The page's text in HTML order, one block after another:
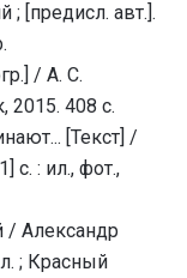
; [предисл. авт.].
/ А. С.
2015. 408 с.
[Текст] /
с. : ил., фот.,
/ Александр
; Красный